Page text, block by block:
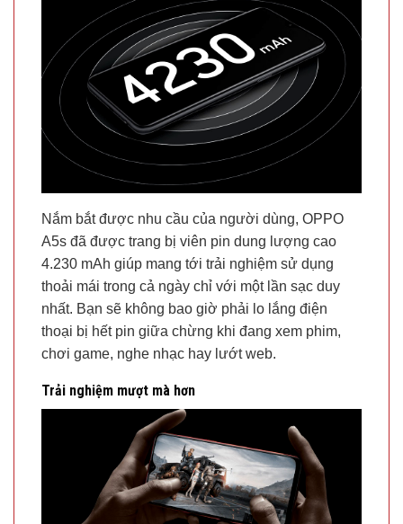
Nắm bắt được nhu cầu của người dùng, OPPO
A5s đã được trang bị viên pin dung lượng cao
4.230 mAh giúp mang tới trải nghiệm sử dụng
thoải mái trong cả ngày chỉ với một lần sạc duy
nhất. Bạn sẽ không bao giờ phải lo lắng điện
thoại bị hết pin giữa chừng khi đang xem phim,
chơi game, nghe nhạc hay lướt web.
Trải nghiệm mượt mà hơn